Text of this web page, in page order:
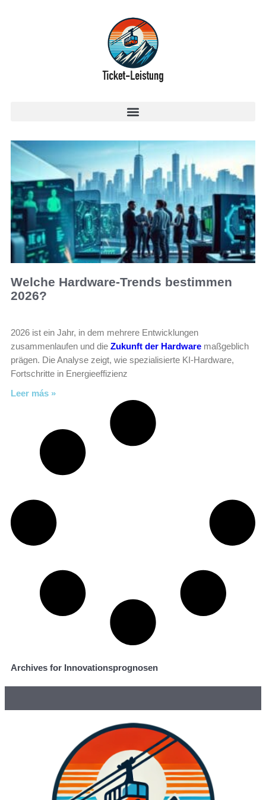
Welche Hardware-Trends bestimmen
2026?
2026 ist ein Jahr, in dem mehrere Entwicklungen
zusammenlaufen und die Zukunft der Hardware maßgeblich
prägen. Die Analyse zeigt, wie spezialisierte KI-Hardware,
Fortschritte in Energieeffizienz
Leer más »
Archives for Innovationsprognosen